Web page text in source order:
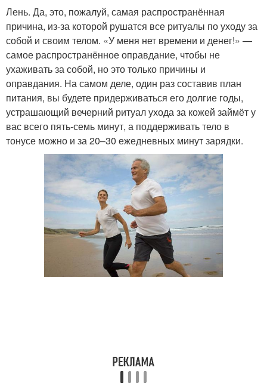
Лень. Да, это, пожалуй, самая распространённая
причина, из-за которой рушатся все ритуалы по уходу за
собой и своим телом. «У меня нет времени и денег!» —
самое распространённое оправдание, чтобы не
ухаживать за собой, но это только причины и
оправдания. На самом деле, один раз составив план
питания, вы будете придерживаться его долгие годы,
устрашающий вечерний ритуал ухода за кожей займёт у
вас всего пять-семь минут, а поддерживать тело в
тонусе можно и за 20–30 ежедневных минут зарядки.